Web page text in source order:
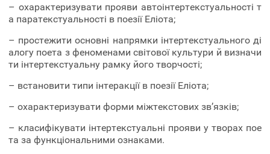
– охарактеризувати прояви автоінтертекстуальності т
а паратекстуальності в поезії Еліота;
– простежити основні напрямки інтертекстуального ді
алогу поета з феноменами світової культури й визначи
ти інтертекстуальну рамку його творчості;
– встановити типи інтеракції в поезії Еліота;
– охарактеризувати форми міжтекстових зв’язків;
– класифікувати інтертекстуальні прояви у творах пое
та за функціональними ознаками.